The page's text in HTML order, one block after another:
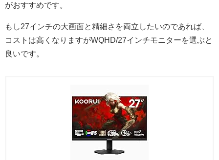
がおすすめです。
もし27インチの大画面と精細さを両立したいのであれば、
コストは高くなりますがWQHD/27インチモニターを選ぶと
良いです。